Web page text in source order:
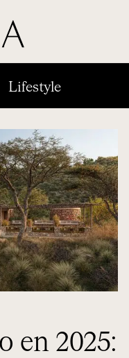
Lifestyle
en 2025: